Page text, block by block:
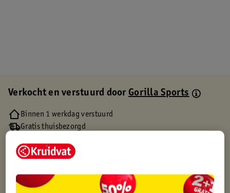
Verkocht en verstuurd doorGorilla Sports
Binnen 1 werkdag verstuurd
Gratis thuisbezorgd
Gratis punten met je Kruidvat kaart